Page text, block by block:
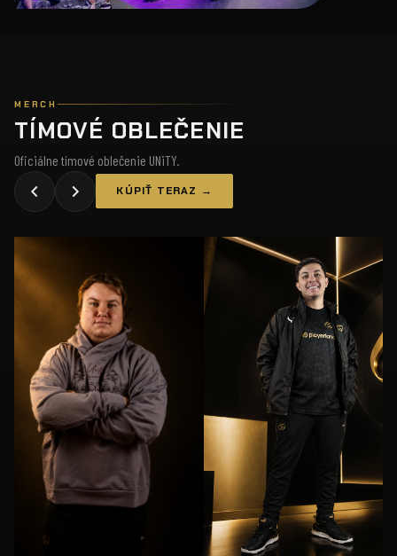
MERCH
TÍMOVÉ OBLEČENIE
Oficiálne tímové oblečenie UNiTY.
KÚPIŤ TERAZ →